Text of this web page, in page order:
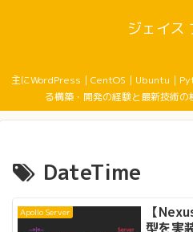
ジェイス
主にWordPress｜CentOS｜Ubuntu｜
る構築・開発の経験と最新技術の
DateTime
Apollo Server
【
型を実